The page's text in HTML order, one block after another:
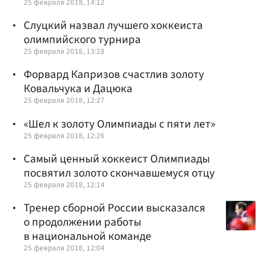
Слуцкий назвал лучшего хоккеиста
олимпийского турнира
25 февраля 2018, 13:28
Форвард Капризов счастлив золоту
Ковальчука и Дацюка
25 февраля 2018, 12:27
«Шел к золоту Олимпиады с пяти лет»
25 февраля 2018, 12:26
Самый ценный хоккеист Олимпиады
посвятил золото скончавшемуся отцу
25 февраля 2018, 12:14
Тренер сборной России высказался
о продолжении работы
в национальной команде
25 февраля 2018, 12:04